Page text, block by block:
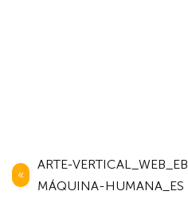
Navegación
de
ARTE-
MÁQUINA-HUMANA_ES